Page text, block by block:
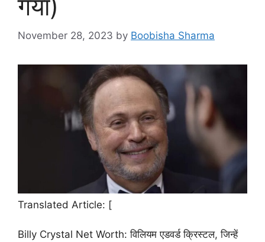
गया)
November 28, 2023 by Boobisha Sharma
Translated Article: [
Billy Crystal Net Worth: विलियम एडवर्ड क्रिस्टल, जिन्हें